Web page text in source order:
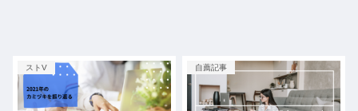
ストV 自薦記事